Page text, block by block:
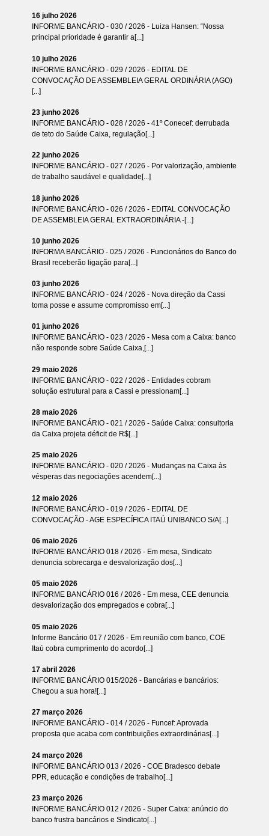
16 julho 2026
INFORME BANCÁRIO - 030 / 2026 - Luiza Hansen: “Nossa
principal prioridade é garantir a[...]
10 julho 2026
INFORME BANCÁRIO - 029 / 2026 - EDITAL DE
CONVOCAÇÃO DE ASSEMBLEIA GERAL ORDINÁRIA (AGO)
[...]
23 junho 2026
INFORME BANCÁRIO - 028 / 2026 - 41º Conecef: derrubada
de teto do Saúde Caixa, regulação[...]
22 junho 2026
INFORME BANCÁRIO - 027 / 2026 - Por valorização, ambiente
de trabalho saudável e qualidade[...]
18 junho 2026
INFORME BANCÁRIO - 026 / 2026 - EDITAL CONVOCAÇÃO
DE ASSEMBLEIA GERAL EXTRAORDINÁRIA -[...]
10 junho 2026
INFORMA BANCÁRIO - 025 / 2026 - Funcionários do Banco do
Brasil receberão ligação para[...]
03 junho 2026
INFORME BANCÁRIO - 024 / 2026 - Nova direção da Cassi
toma posse e assume compromisso em[...]
01 junho 2026
INFORME BANCÁRIO - 023 / 2026 - Mesa com a Caixa: banco
não responde sobre Saúde Caixa,[...]
29 maio 2026
INFORME BANCÁRIO - 022 / 2026 - Entidades cobram
solução estrutural para a Cassi e pressionam[...]
28 maio 2026
INFORME BANCÁRIO - 021 / 2026 - Saúde Caixa: consultoria
da Caixa projeta déficit de R$[...]
25 maio 2026
INFORME BANCÁRIO - 020 / 2026 - Mudanças na Caixa às
vésperas das negociações acendem[...]
12 maio 2026
INFORME BANCÁRIO - 019 / 2026 - EDITAL DE
CONVOCAÇÃO - AGE ESPECÍFICA ITAÚ UNIBANCO S/A[...]
06 maio 2026
INFORME BANCÁRIO 018 / 2026 - Em mesa, Sindicato
denuncia sobrecarga e desvalorização dos[...]
05 maio 2026
INFORME BANCÁRIO 016 / 2026 - Em mesa, CEE denuncia
desvalorização dos empregados e cobra[...]
05 maio 2026
Informe Bancário 017 / 2026 - Em reunião com banco, COE
Itaú cobra cumprimento do acordo[...]
17 abril 2026
INFORME BANCÁRIO 015/2026 - Bancárias e bancários:
Chegou a sua hora![...]
27 março 2026
INFORME BANCÁRIO - 014 / 2026 - Funcef: Aprovada
proposta que acaba com contribuições extraordinárias[...]
24 março 2026
INFORME BANCÁRIO 013 / 2026 - COE Bradesco debate
PPR, educação e condições de trabalho[...]
23 março 2026
INFORME BANCÁRIO 012 / 2026 - Super Caixa: anúncio do
banco frustra bancários e Sindicato[...]